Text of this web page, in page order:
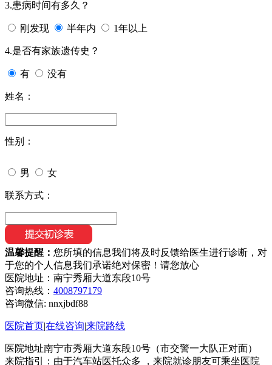
3.患病时间有多久？
刚发现 半年内 1年以上
4.是否有家族遗传史？
有 没有
姓名：
性别：
男 女
联系方式：
温馨提醒： 您所填的信息我们将及时反馈给医生进行诊断，对
于您的个人信息我们承诺绝对保密！请您放心
医院地址：南宁秀厢大道东段10号
咨询热线： 4008797179
咨询微信: nnxjbdf88
医院首页|在线咨询|来院路线
医院地址南宁市秀厢大道东段10号（市交警一大队正对面）
来院指引：由于汽车站医托众多 ，来院就诊朋友可乘坐医院